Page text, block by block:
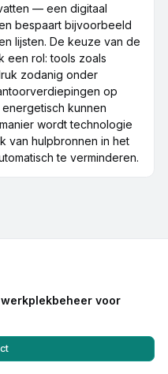
— een digitaal
bespaart bijvoorbeeld
lijsten. De keuze van de
een rol: tools zoals
zodanig onder
op
kunnen
wordt technologie
van hulpbronnen in het
te verminderen.
voor